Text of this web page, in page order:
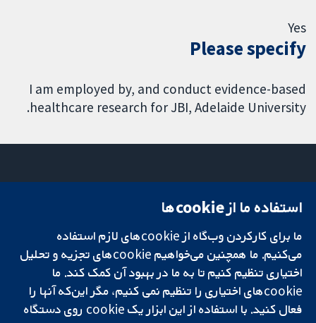
Yes
Please specify
I am employed by, and conduct evidence-based
healthcare research for JBI, Adelaide University.
تحقیقات قابل
اعتماد.
تصمیم‌گیری آگاهانه.
سلامت بهتر.
میدان کاوندیش
لندن
W1G 0AN
بریتانیا
دفتر رسانه‌ای
درباره ما
فرصت‌های
شغلی
Cochrane
Library
استفاده ما از cookie‌ها
ما برای کارکردن وب‌گاه از cookie‌های لازم استفاده
می‌کنیم. ما همچنین می‌خواهیم cookie‌های تجزیه و تحلیل
اختیاری تنظیم کنیم تا به ما در بهبود آن کمک کند. ما
cookie‌های اختیاری را تنظیم نمی کنیم، مگر این‌که آنها را
فعال کنید. با استفاده از این ابزار یک cookie‌ روی دستگاه